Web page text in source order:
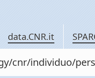
data.CNR.it
cnr/individuo/